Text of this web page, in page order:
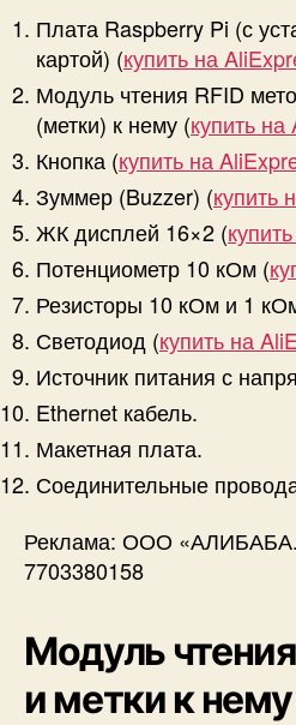
Плата Raspberry Pi (с
картой) (купить на
Модуль чтения RFID
(метки) к нему (купить
Кнопка (купить на
Зуммер (Buzzer) (купить
ЖК дисплей 16×2 (
Потенциометр 10 кОм (
Резисторы 10 кОм и 1
Светодиод (купить на
Источник питания с
Ethernet кабель.
Макетная плата.
Соединительные
Реклама: ООО
7703380158
Модуль
и метки к нему